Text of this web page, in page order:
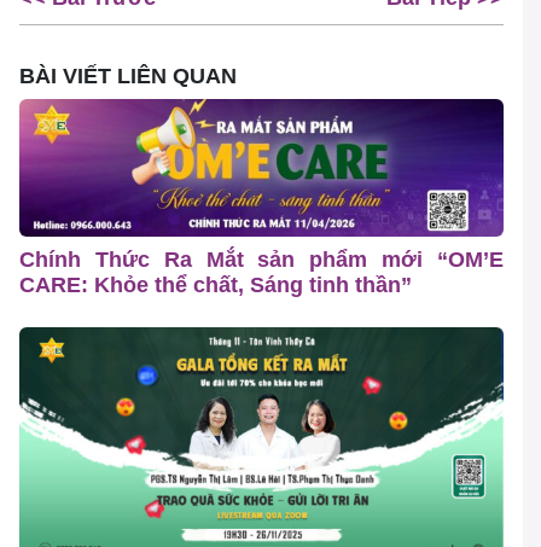
BÀI VIẾT LIÊN QUAN
Chính Thức Ra Mắt sản phẩm mới “OM’E
CARE: Khỏe thể chất, Sáng tinh thần”